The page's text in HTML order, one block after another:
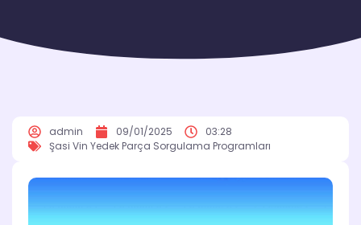
admin 09/01/2025
03:28
Şasi Vin Yedek Parça Sorgulama Programları